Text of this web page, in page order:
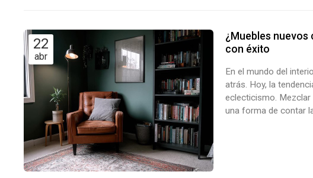
22
abr
¿Muebles
con éxito
En el mundo del
atrás. Hoy, la
eclecticismo.
una forma de contar